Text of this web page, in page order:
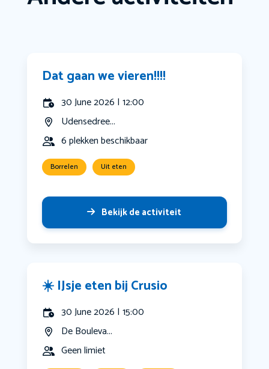
Dat gaan we vieren!!!!
30 June 2026 | 12:00
Udensedree...
6 plekken beschikbaar
Borrelen Uit eten
Bekijk de activiteit
☀️ IJsje eten bij Crusio
30 June 2026 | 15:00
De Bouleva...
Geen limiet